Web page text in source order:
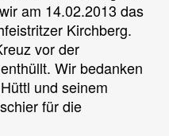
am 14.02.2013 das
Kirchberg.
vor der
Wir bedanken
und seinem
für die